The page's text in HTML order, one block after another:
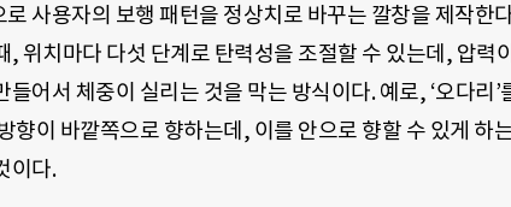
사용자의 보행 패턴을 정상치로 바꾸는 깔창을 제작한
위치마다 다섯 단계로 탄력성을 조절할 수 있는데, 압력
어서 체중이 실리는 것을 막는 방식이다. 예로, ‘오다리’
향이 바깥쪽으로 향하는데, 이를 안으로 향할 수 있게 하
이다.